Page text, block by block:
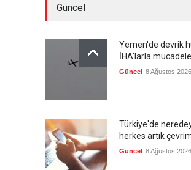
Güncel
Yemen'de devrik
İHA'larla
Güncel 8 Ağustos 2026
Türkiye'de
herkes artık
Güncel 8 Ağustos 2026